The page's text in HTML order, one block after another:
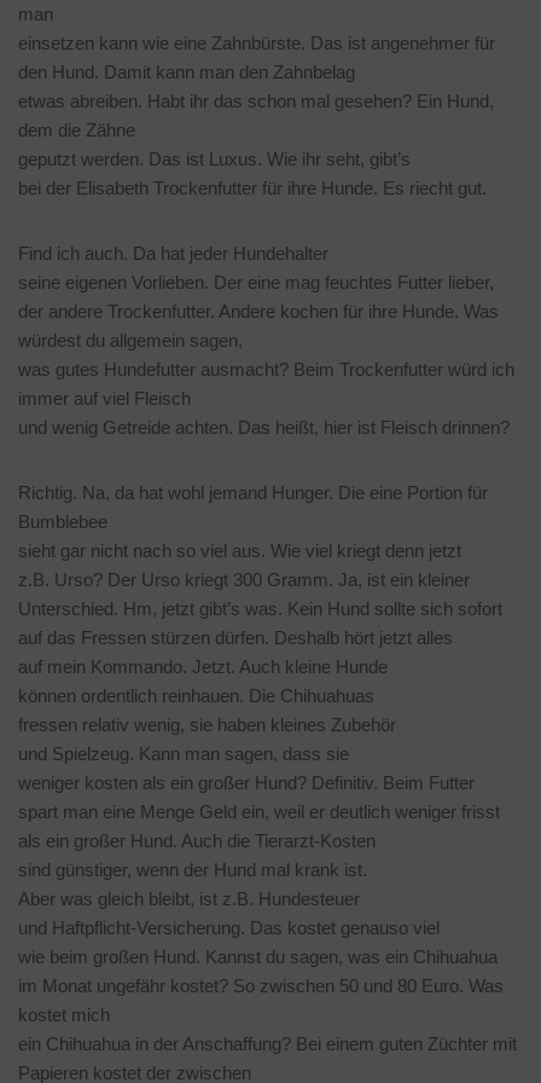
man
einsetzen kann wie eine Zahnbürste. Das ist angenehmer für
den Hund. Damit kann man den Zahnbelag
etwas abreiben. Habt ihr das schon mal gesehen? Ein Hund,
dem die Zähne
geputzt werden. Das ist Luxus. Wie ihr seht, gibt’s
bei der Elisabeth Trockenfutter für ihre Hunde. Es riecht gut.
Find ich auch. Da hat jeder Hundehalter
seine eigenen Vorlieben. Der eine mag feuchtes Futter lieber,
der andere Trockenfutter. Andere kochen für ihre Hunde. Was
würdest du allgemein sagen,
was gutes Hundefutter ausmacht? Beim Trockenfutter würd ich
immer auf viel Fleisch
und wenig Getreide achten. Das heißt, hier ist Fleisch drinnen?
Richtig. Na, da hat wohl jemand Hunger. Die eine Portion für
Bumblebee
sieht gar nicht nach so viel aus. Wie viel kriegt denn jetzt
z.B. Urso? Der Urso kriegt 300 Gramm. Ja, ist ein kleiner
Unterschied. Hm, jetzt gibt’s was. Kein Hund sollte sich sofort
auf das Fressen stürzen dürfen. Deshalb hört jetzt alles
auf mein Kommando. Jetzt. Auch kleine Hunde
können ordentlich reinhauen. Die Chihuahuas
fressen relativ wenig, sie haben kleines Zubehör
und Spielzeug. Kann man sagen, dass sie
weniger kosten als ein großer Hund? Definitiv. Beim Futter
spart man eine Menge Geld ein, weil er deutlich weniger frisst
als ein großer Hund. Auch die Tierarzt-Kosten
sind günstiger, wenn der Hund mal krank ist.
Aber was gleich bleibt, ist z.B. Hundesteuer
und Haftpflicht-Versicherung. Das kostet genauso viel
wie beim großen Hund. Kannst du sagen, was ein Chihuahua
im Monat ungefähr kostet? So zwischen 50 und 80 Euro. Was
kostet mich
ein Chihuahua in der Anschaffung? Bei einem guten Züchter mit
Papieren kostet der zwischen